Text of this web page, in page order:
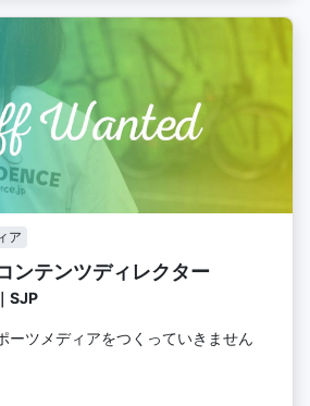
ア
ンテンツディレクター
SJP
ーツメディアをつくっていきません